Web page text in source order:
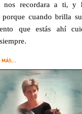
nos recordara a ti, y
porque cuando brilla
que estás ahí
MÁS...